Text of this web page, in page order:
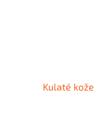
Kulaté